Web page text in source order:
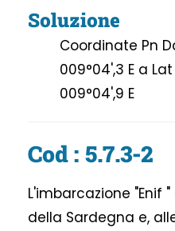
Soluzione
Coordinate Pn
009°04',3 E a
009°04',9 E
Cod : 5.7.3-2
L'imbarcazione "Enif
della Sardegna e,